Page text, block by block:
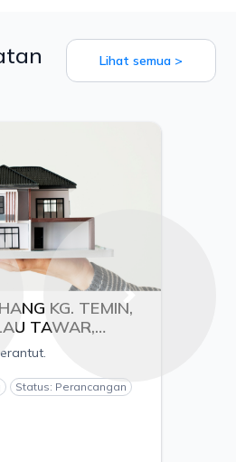
Lihat semua >
KG. TEMIN,
TAWAR,
PAHANG
ENGINEERING
SDN.BHD
Status: Perancangan
Next